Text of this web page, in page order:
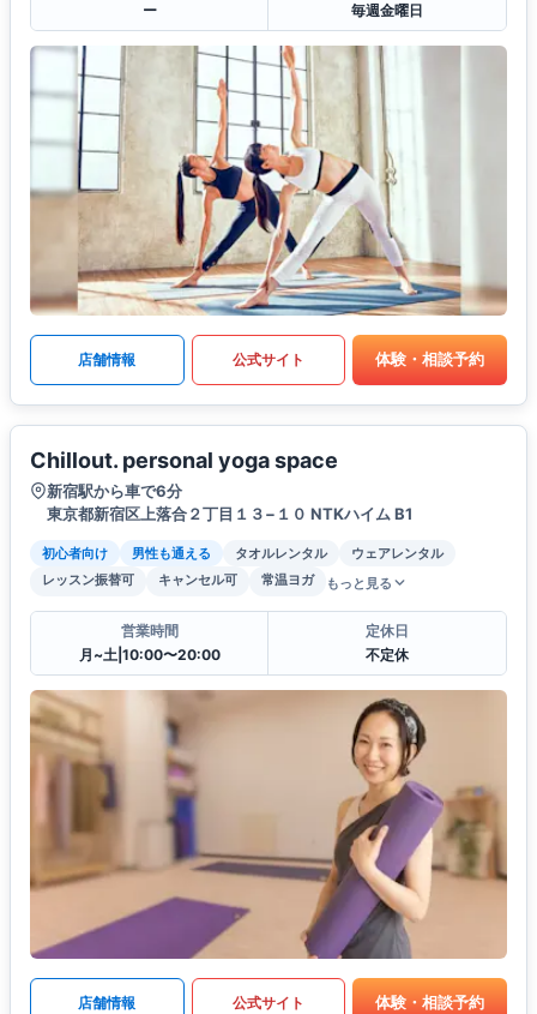
ー
毎週金曜日
店舗情報 公式サイト 体験・相談予約
Chillout. personal yoga space
新宿駅から車で6分
東京都新宿区上落合２丁目１３−１０ NTKハイム B1
初心者向け 男性も通える タオルレンタル
ウェアレンタル
レッスン振替可
キャンセル可 常温ヨガ もっと見る
営業時間
月~土|10:00〜20:00
定休日
不定休
店舗情報 公式サイト 体験・相談予約